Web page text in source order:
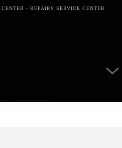
- REPAIRS SERVICE CENTER